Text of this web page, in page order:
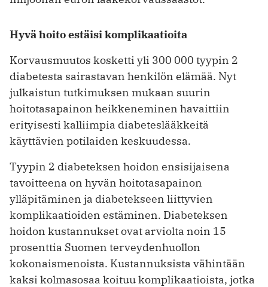
Hyvä hoito estäisi komplikaatioita
Korvausmuutos kosketti yli 300 000 tyypin 2
diabetesta sairastavan henkilön elämää. Nyt
julkaistun tutkimuksen mukaan suurin
hoitotasapainon heikkeneminen havaittiin
erityisesti kalliimpia diabeteslääkkeitä
käyttävien potilaiden keskuudessa.
Tyypin 2 diabeteksen hoidon ensisijaisena
tavoitteena on hyvän hoitotasapainon
ylläpitäminen ja diabetekseen liittyvien
komplikaatioiden estäminen. Diabeteksen
hoidon kustannukset ovat arviolta noin 15
prosenttia Suomen terveydenhuollon
kokonaismenoista. Kustannuksista vähintään
kaksi kolmasosaa koituu komplikaatioista, jotka